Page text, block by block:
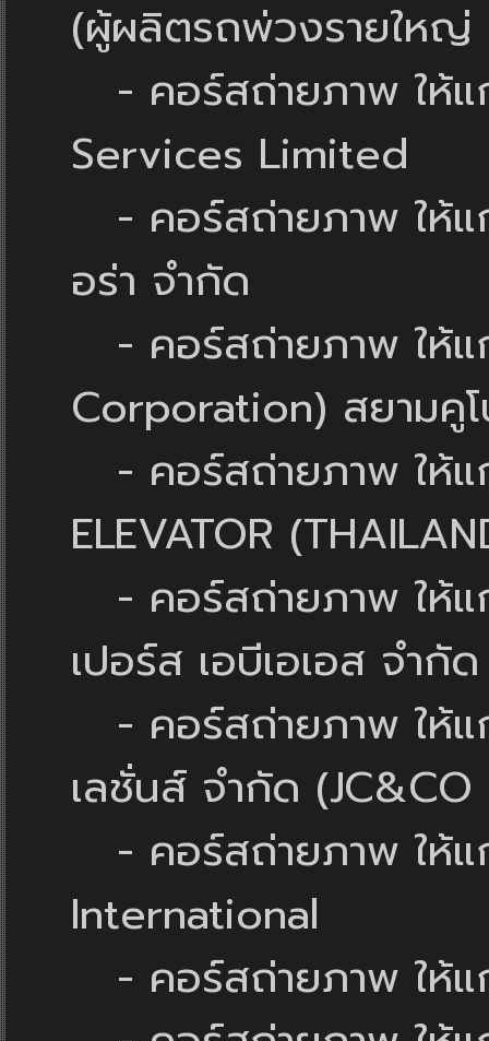
(ผู้ผลิตรถพ่วงรายใหญ่
- คอร์สถ่ายภาพ ให้
Services Limited
- คอร์สถ่ายภาพ ให้
อร่า จำกัด
- คอร์สถ่ายภาพ ให้แ
Corporation) สยามคู
- คอร์สถ่ายภาพ ให้แ
ELEVATOR
- คอร์สถ่ายภาพ ให้แ
เปอร์ส เอบีเอเอส จำกั
- คอร์สถ่ายภาพ ให้
เลชั่นส์ จำกัด (JC&CO
- คอร์สถ่ายภาพ ให้
International
- คอร์สถ่ายภาพ ให้